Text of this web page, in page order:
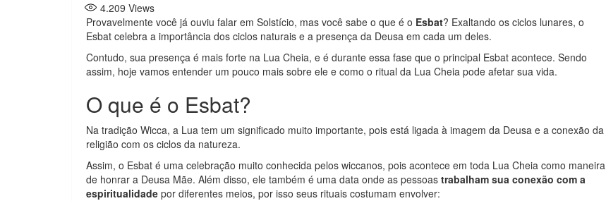
4.209 Views
Provavelmente você já ouviu falar em Solstício, mas você sabe o que é o Esbat? Exaltando os ciclos lunares, o
Esbat celebra a importância dos ciclos naturais e a presença da Deusa em cada um deles.
Contudo, sua presença é mais forte na Lua Cheia, e é durante essa fase que o principal Esbat acontece. Sendo
assim, hoje vamos entender um pouco mais sobre ele e como o ritual da Lua Cheia pode afetar sua vida.
O que é o Esbat?
Na tradição Wicca, a Lua tem um significado muito importante, pois está ligada à imagem da Deusa e a conexão da
religião com os ciclos da natureza.
Assim, o Esbat é uma celebração muito conhecida pelos wiccanos, pois acontece em toda Lua Cheia como maneira
de honrar a Deusa Mãe. Além disso, ele também é uma data onde as pessoas trabalham sua conexão com a
espiritualidade por diferentes meios, por isso seus rituais costumam envolver: